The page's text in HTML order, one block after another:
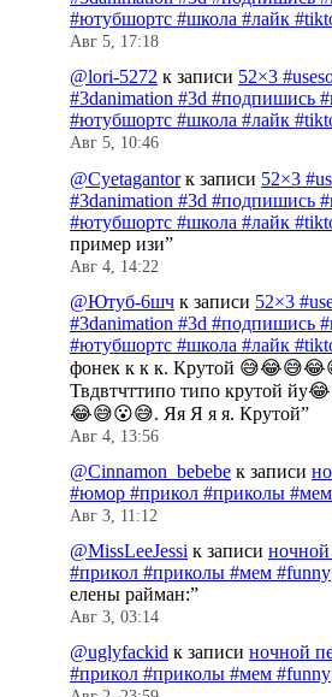
#ютубшортс #школа #лайк
Авг 5, 17:18
@lori-5272 к записи 52×3
#3danimation #3d #подпишись
#ютубшортс #школа #лайк
Авг 5, 10:46
@Cyetagantorк записи 52×3
#3danimation #3d #подпишись
#ютубшортс #школа #лайк
пример изи”
Авг 4, 14:22
@Ютуб-6шч к записи 52×3
#3danimation #3d #подпишись
#ютубшортс #школа #лайк
фонек к к к. Крутой
Твдвтчттипо типо крутой
😂😅😮😅. Яя Я я я. Крутой”
Авг 4, 13:56
@Cinnamon_bebebe к записи
#юмор #прикол #приколы
Авг 3, 11:12
@MissLeeJessi к записи
#прикол #приколы #мем #funny
елены райман:”
Авг 3, 03:14
@uglyfackid к записи ночной
#прикол #приколы #мем #funny